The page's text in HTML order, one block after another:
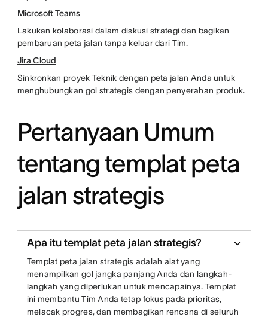
Microsoft Teams
Lakukan kolaborasi dalam diskusi strategi dan bagikan
pembaruan peta jalan tanpa keluar dari Tim.
Jira Cloud
Sinkronkan proyek Teknik dengan peta jalan Anda untuk
menghubungkan gol strategis dengan penyerahan produk.
Pertanyaan Umum
tentang templat peta
jalan strategis
Apa itu templat peta jalan strategis?
Templat peta jalan strategis adalah alat yang
menampilkan gol jangka panjang Anda dan langkah-
langkah yang diperlukan untuk mencapainya. Templat
ini membantu Tim Anda tetap fokus pada prioritas,
melacak progres, dan membagikan rencana di seluruh